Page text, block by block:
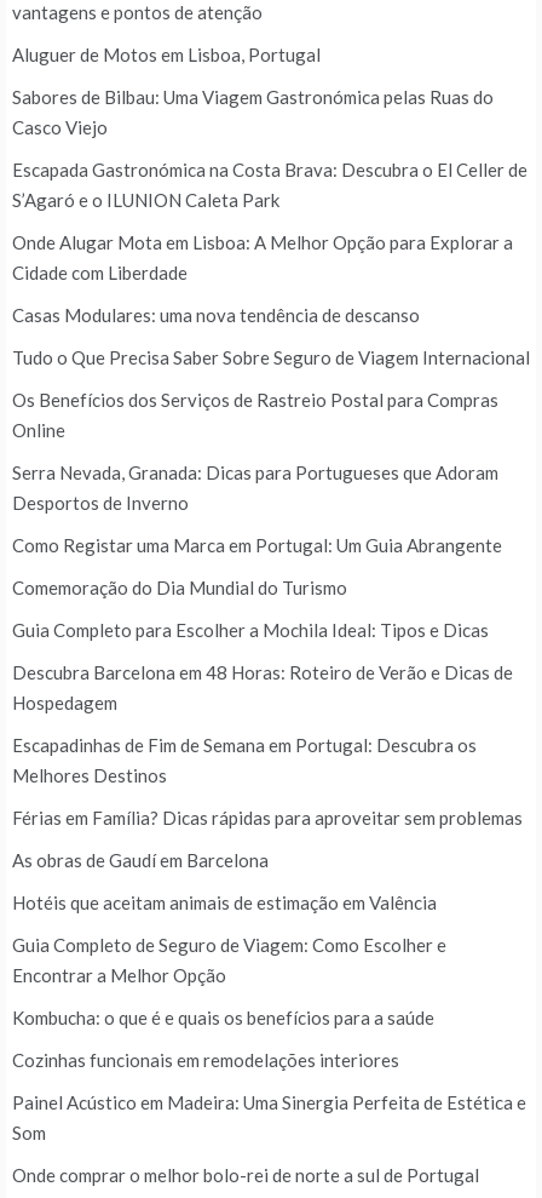
vantagens e pontos de atenção
Aluguer de Motos em Lisboa, Portugal
Sabores de Bilbau: Uma Viagem Gastronómica pelas Ruas do
Casco Viejo
Escapada Gastronómica na Costa Brava: Descubra o El Celler de
S’Agaró e o ILUNION Caleta Park
Onde Alugar Mota em Lisboa: A Melhor Opção para Explorar a
Cidade com Liberdade
Casas Modulares: uma nova tendência de descanso
Tudo o Que Precisa Saber Sobre Seguro de Viagem Internacional
Os Benefícios dos Serviços de Rastreio Postal para Compras
Online
Serra Nevada, Granada: Dicas para Portugueses que Adoram
Desportos de Inverno
Como Registar uma Marca em Portugal: Um Guia Abrangente
Comemoração do Dia Mundial do Turismo
Guia Completo para Escolher a Mochila Ideal: Tipos e Dicas
Descubra Barcelona em 48 Horas: Roteiro de Verão e Dicas de
Hospedagem
Escapadinhas de Fim de Semana em Portugal: Descubra os
Melhores Destinos
Férias em Família? Dicas rápidas para aproveitar sem problemas
As obras de Gaudí em Barcelona
Hotéis que aceitam animais de estimação em Valência
Guia Completo de Seguro de Viagem: Como Escolher e
Encontrar a Melhor Opção
Kombucha: o que é e quais os benefícios para a saúde
Cozinhas funcionais em remodelações interiores
Painel Acústico em Madeira: Uma Sinergia Perfeita de Estética e
Som
Onde comprar o melhor bolo-rei de norte a sul de Portugal